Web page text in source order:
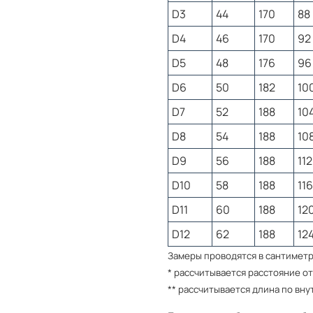
Декор: вышитый
принадлежность к
Универсальный
городской
Спортивный костюм
за страну в каждой
Как подобрать размер?
Спортивный костюм
Полноразмерные ряды.
ориентируйтесь по
сложности, то
поможет правильно
Мужские размеры
Разм
ряд
Разм Рост
D3 44 170
88
D4
46 170
92
D5
48 176
96
D6
50 182
D7
52 188
D8
54 188
D9
56 188
112
D10
58 188
116
D11
60 188
D12
62 188
Замеры проводятся в
* рассчитывается расстояние
** рассчитывается длина по